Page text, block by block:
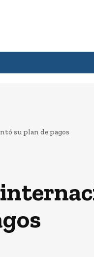
su plan de pagos